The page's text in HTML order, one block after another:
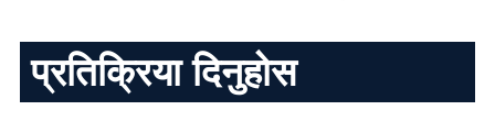
प्रतिक्रिया दिनुहोस